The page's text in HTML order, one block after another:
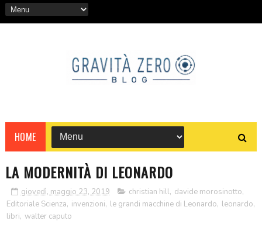
HOME
LA MODERNITÀ DI LEONARDO
giovedì, maggio 23, 2019 christian hill, davide morosinotto,
Editoriale Scienza, invenzioni, le grandi macchine di Leonardo, leonardo,
libri, walter caputo